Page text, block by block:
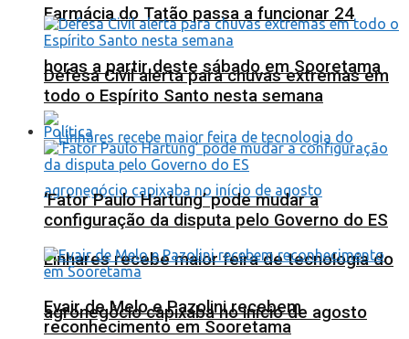
Farmácia do Tatão passa a funcionar 24
horas a partir deste sábado em Sooretama
Linhares recebe maior feira de tecnologia do
agronegócio capixaba no início de agosto
Defesa Civil alerta para chuvas extremas em
todo o Espírito Santo nesta semana
Política
‘Fator Paulo Hartung’ pode mudar a
configuração da disputa pelo Governo do ES
Evair de Melo e Pazolini recebem
reconhecimento em Sooretama